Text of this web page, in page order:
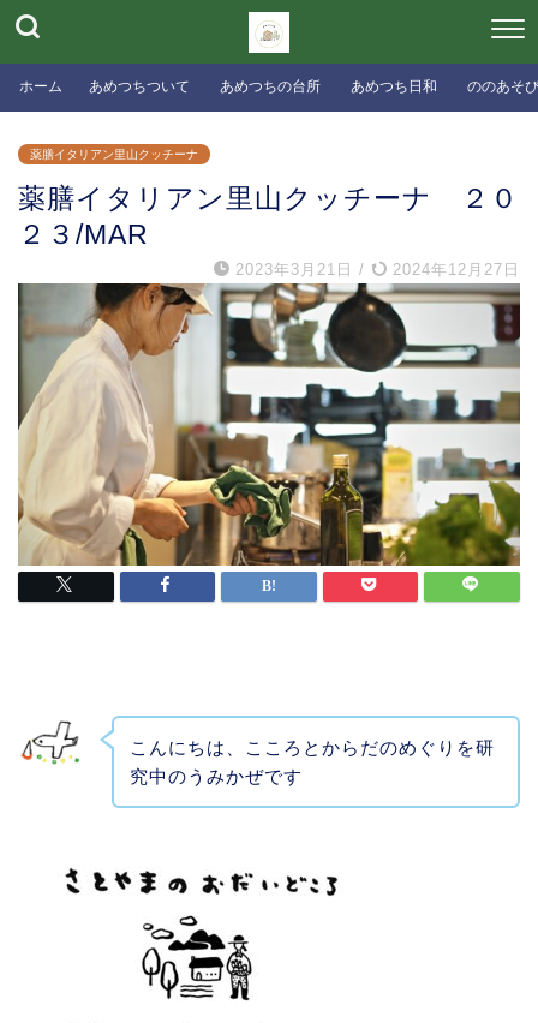
ホーム あめつちついて あめつちの台所 あめつち日和 ののあそ
薬膳イタリアン里山クッチーナ
薬膳イタリアン里山クッチーナ ２０
２３/MAR
2023年3月21日 / 2024年12月27日
こんにちは、こころとからだのめぐりを研
究中のうみかぜです